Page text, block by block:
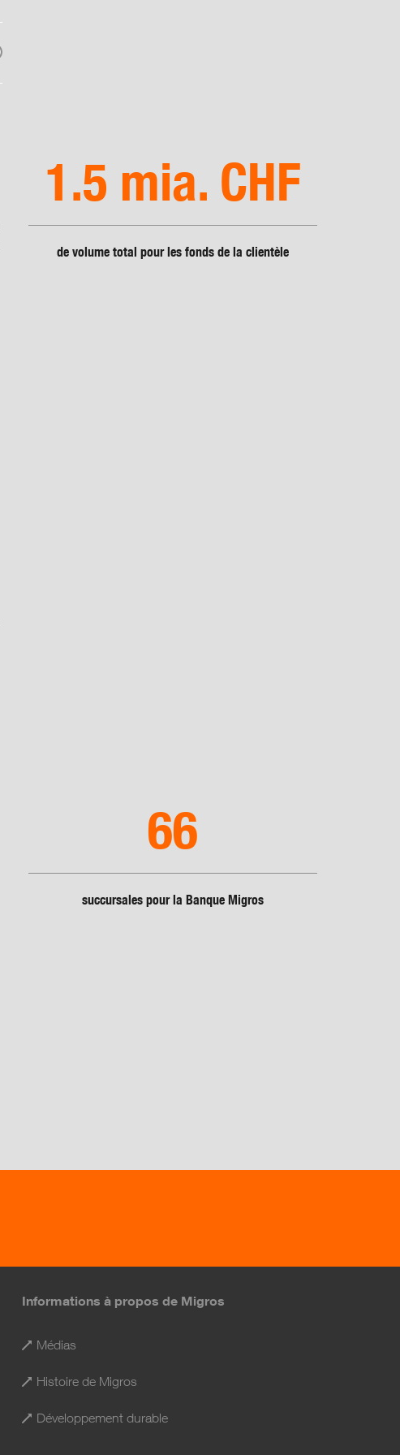
Services financiers
Shared Services
1.5 mia. CHF
de volume total pour les fonds de la clientèle
66
succursales pour la Banque Migros
Informations à propos de Migros
Médias
Histoire de Migros
Développement durable